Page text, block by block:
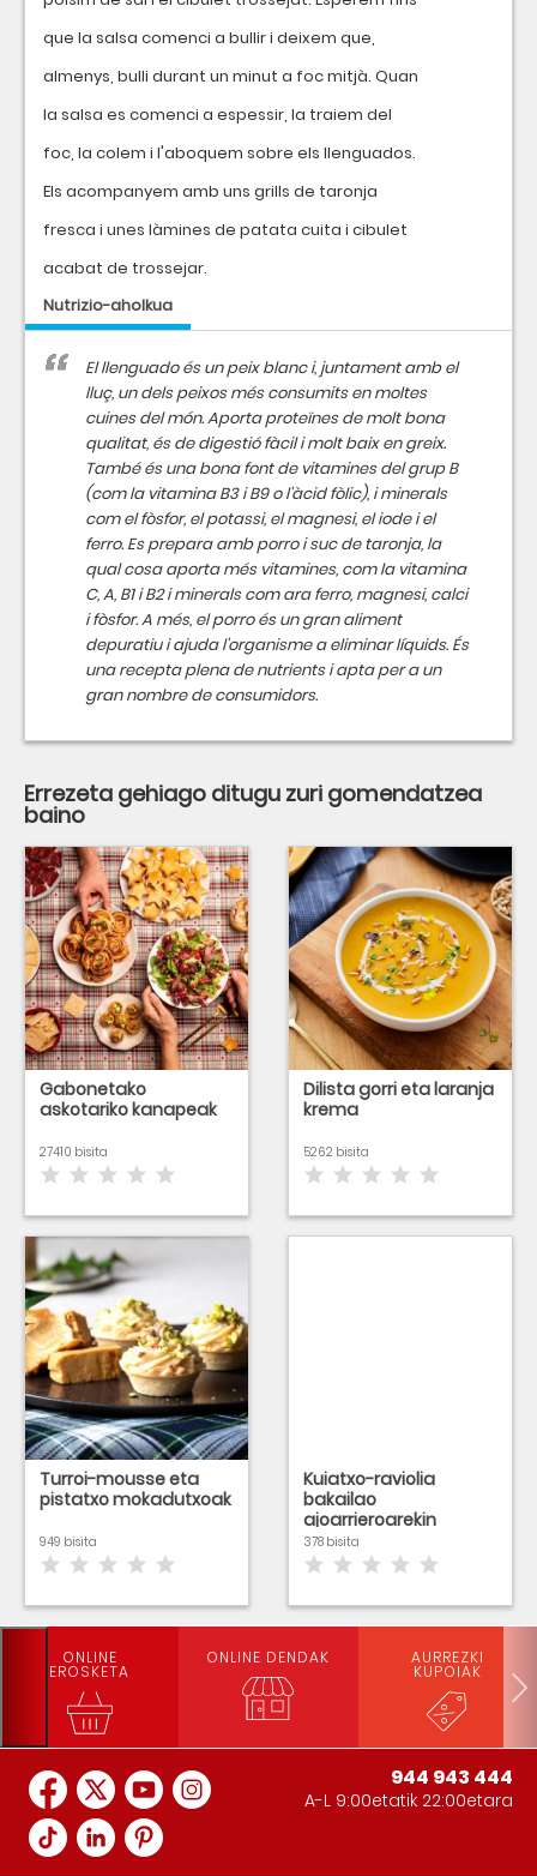
que la salsa comenci a bullir i deixem que,
almenys, bulli durant un minut a foc mitjà. Quan
la salsa es comenci a espessir, la traiem del
foc, la colem i l'aboquem sobre els llenguados.
Els acompanyem amb uns grills de taronja
fresca i unes làmines de patata cuita i cibulet
acabat de trossejar.
Nutrizio-aholkua
El llenguado és un peix blanc i, juntament amb el
lluç, un dels peixos més consumits en moltes
cuines del món. Aporta proteïnes de molt bona
qualitat, és de digestió fàcil i molt baix en greix.
També és una bona font de vitamines del grup B
(com la vitamina B3 i B9 o l'àcid fòlic), i minerals
com el fòsfor, el potassi, el magnesi, el iode i el
ferro. Es prepara amb porro i suc de taronja, la
qual cosa aporta més vitamines, com la vitamina
C, A, B1 i B2 i minerals com ara ferro, magnesi, calci
i fòsfor. A més, el porro és un gran aliment
depuratiu i ajuda l'organisme a eliminar líquids. És
una recepta plena de nutrients i apta per a un
gran nombre de consumidors.
Errezeta gehiago ditugu zuri gomendatzea
baino
Gabonetako
askotariko kanapeak
27410 bisita
Dilista gorri eta laranja
krema
5262 bisita
Turroi-mousse eta
pistatxo mokadutxoak
949 bisita
Kuiatxo-raviolia
bakailao
ajoarrieroarekin
beteta
378 bisita
ONLINE
EROSKETA
ONLINE DENDAK AURREZKI
KUPOIAK
944 943 444
A-L 9:00etatik 22:00etara